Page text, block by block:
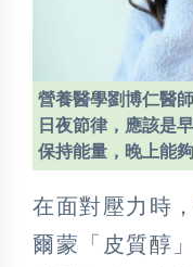
營養醫學劉博仁醫
日夜節律，應該是
保持能量，晚上能夠
在面對壓力時
爾蒙「皮質醇